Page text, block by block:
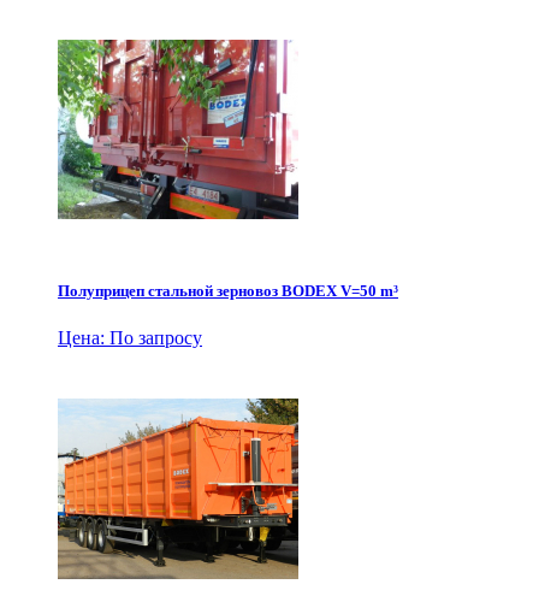
Полуприцеп стальной зерновоз BODEX V=50 m³
Цена: По запросу